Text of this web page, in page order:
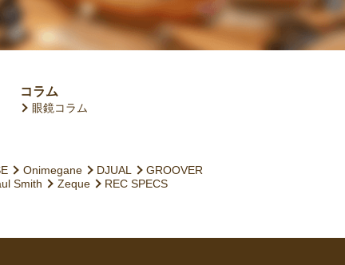
コラム
眼鏡コラム
Onimegane DJUAL
GROOVER
Smith Zeque
REC SPECS